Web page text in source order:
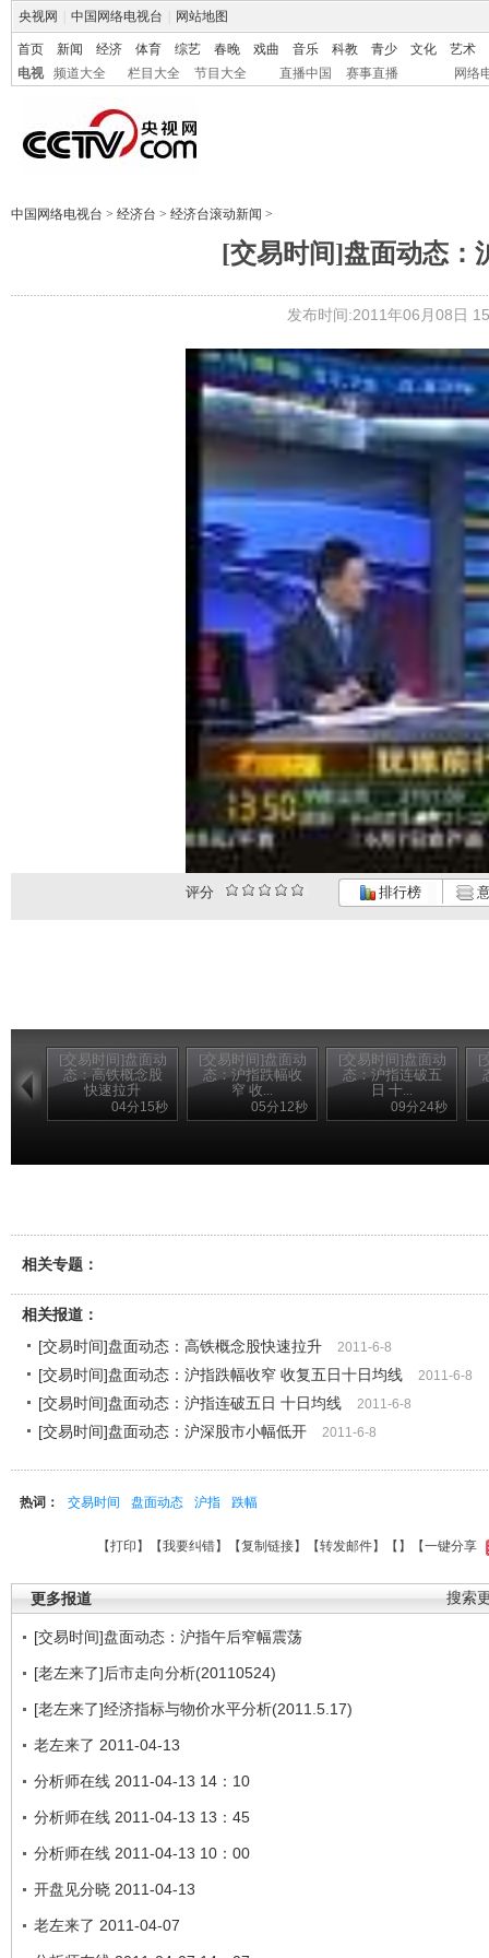
央视网 中国网络电视台 网站地图
首页 新闻 经济 体育 综艺 春晚 戏曲 音乐 科教 青少 文化
艺术
电视
频道大全 栏目大全 节目大全 直播中国 赛事直播 网络
中国网络电视台 > 经济台 > 经济台滚动新闻 >
[交易时间]盘面动态：
发布时间:2011年06月08日
评分 排行榜
[交易时间]盘面动
态：高铁概念股
快速拉升
04分15秒
[交易时间]盘面动
态：沪指跌幅收
窄 收...
05分12秒
[交易时间]盘面动
态：沪指连破五
日 十...
09分24秒
[
相关专题：
相关报道：
[交易时间]盘面动态：高铁概念股快速拉升
2011-6-8
[交易时间]盘面动态：沪指跌幅收窄 收复五日十日均线 2011-6-8
[交易时间]盘面动态：沪指连破五日 十日均线 2011-6-8
[交易时间]盘面动态：沪深股市小幅低开 2011-6-8
热词： 交易时间 盘面动态 沪指 跌幅
【打印 】【我要纠错】【复制链接】【转发邮件】【 】 【一键分享
搜索
更多报道
[交易时间]盘面动态：沪指午后窄幅震荡
[老左来了]后市走向分析(20110524)
[老左来了]经济指标与物价水平分析(2011.5.17)
老左来了 2011-04-13
分析师在线 2011-04-13 14：10
分析师在线 2011-04-13 13：45
分析师在线 2011-04-13 10：00
开盘见分晓 2011-04-13
老左来了 2011-04-07